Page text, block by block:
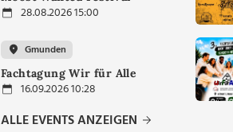
28.08.2026 15:00
Gmunden
Fachtagung Wir für Alle
16.09.2026 10:28
ALLE EVENTS ANZEIGEN